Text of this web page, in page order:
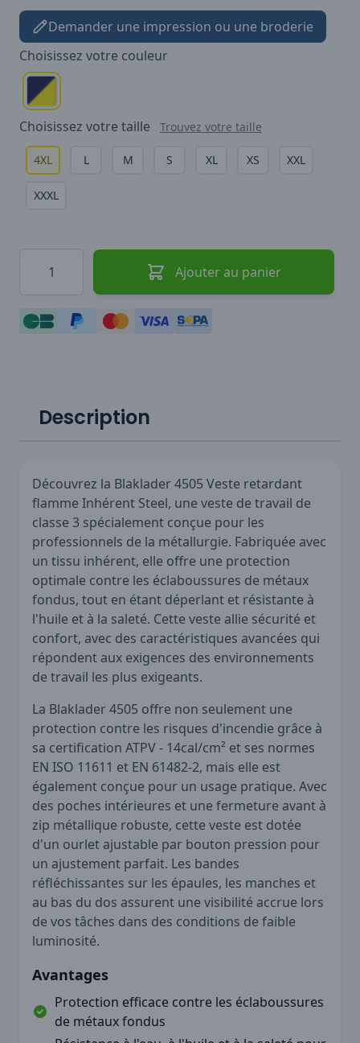
Demander une impression ou une broderie
Choisissez votre couleur
Choisissez votre taille Trouvez votre taille
4XL L M S XL XS XXL
XXXL
Ajouter au panier
Description
Découvrez la Blaklader 4505 Veste retardant
flamme Inhérent Steel, une veste de travail de
classe 3 spécialement conçue pour les
professionnels de la métallurgie. Fabriquée avec
un tissu inhérent, elle offre une protection
optimale contre les éclaboussures de métaux
fondus, tout en étant déperlant et résistante à
l'huile et à la saleté. Cette veste allie sécurité et
confort, avec des caractéristiques avancées qui
répondent aux exigences des environnements
de travail les plus exigeants.
La Blaklader 4505 offre non seulement une
protection contre les risques d'incendie grâce à
sa certification ATPV - 14cal/cm² et ses normes
EN ISO 11611 et EN 61482-2, mais elle est
également conçue pour un usage pratique. Avec
des poches intérieures et une fermeture avant à
zip métallique robuste, cette veste est dotée
d'un ourlet ajustable par bouton pression pour
un ajustement parfait. Les bandes
réfléchissantes sur les épaules, les manches et
au bas du dos assurent une visibilité accrue lors
de vos tâches dans des conditions de faible
luminosité.
Avantages
Protection efficace contre les éclaboussures
de métaux fondus